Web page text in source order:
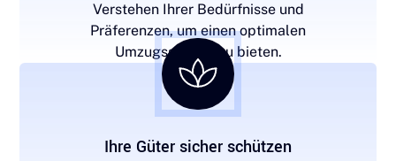
Verstehen Ihrer Bedürfnisse und
Präferenzen, um einen optimalen
Umzugsservice zu bieten.
Ihre Güter sicher schützen